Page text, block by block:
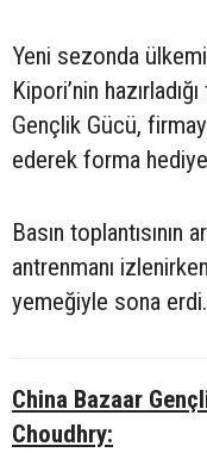
Yeni sezonda
Kipori’nin
Gençlik Gücü,
ederek forma
Basın toplantısının
antrenmanı
yemeğiyle sona erdi.
China Bazaar
Choudhry: